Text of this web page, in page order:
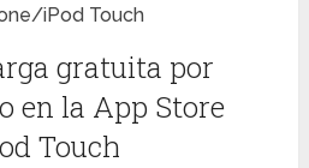
iPod Touch
gratuita por
en la App Store
Touch